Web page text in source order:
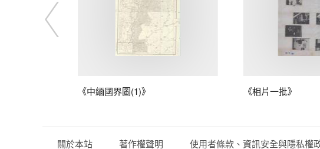
《中緬國界圖(1)》 《相片一批》
關於本站 著作權聲明 使用者條款、資訊安全與隱私權